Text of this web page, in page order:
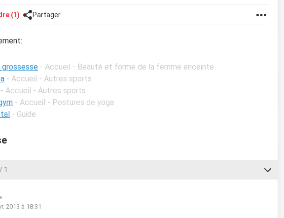
(1) Partager
grossesse - Accueil - Beauté et forme de la femme enceinte
- Accueil - Autres sports
- Accueil - Autres sports
- Accueil - Postures de yoga
- Guide
1
2013 à 18:31